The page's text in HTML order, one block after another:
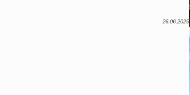
26.06.2025